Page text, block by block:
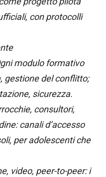
con protocolli
modulo formativo
gestione del conflitto;
sicurezza.
consultori,
canali d’accesso
per adolescenti che
video, peer-to-peer: i